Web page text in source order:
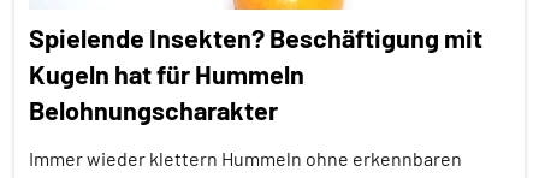
Artikel
Erfahrungen
Forschung
aktuell
Spielende Insekten? Beschäftigung mit
Kugeln hat für Hummeln
Belohnungscharakter
Immer wieder klettern Hummeln ohne erkennbaren